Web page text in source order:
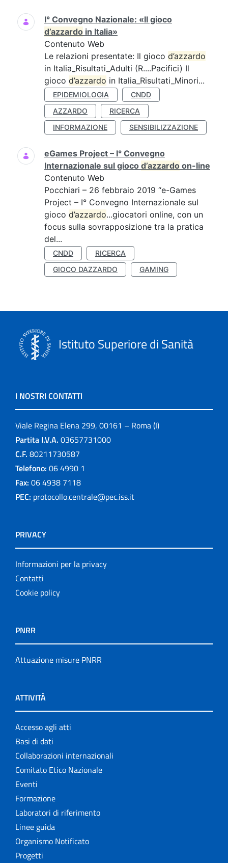
Ricerca
I° Convegno Nazionale: «Il gioco
d’azzardo in Italia»
Contenuto Web
Le relazioni presentate: Il gioco d’azzardo
in Italia_Risultati_Adulti (R....Pacifici) Il
gioco d’azzardo in Italia_Risultati_Minori...
EPIDEMIOLOGIA
CNDD
AZZARDO
RICERCA
INFORMAZIONE
SENSIBILIZZAZIONE
eGames Project – I° Convegno
Internazionale sul gioco d’azzardo on-line
Contenuto Web
Pocchiari – 26 febbraio 2019 “e-Games
Project – I° Convegno Internazionale sul
gioco d’azzardo...giocatori online, con un
focus sulla sovrapposizione tra la pratica
del...
CNDD
RICERCA
GIOCO DAZZARDO
GAMING
Istituto Superiore di Sanità
I NOSTRI CONTATTI
Viale Regina Elena 299, 00161 – Roma (I)
Partita I.V.A. 03657731000
C.F. 80211730587
Telefono: 06 4990 1
Fax: 06 4938 7118
PEC: protocollo.centrale@pec.iss.it
PRIVACY
Informazioni per la privacy
Contatti
Cookie policy
PNRR
Attuazione misure PNRR
ATTIVITÀ
Accesso agli atti
Basi di dati
Collaborazioni internazionali
Comitato Etico Nazionale
Eventi
Formazione
Laboratori di riferimento
Linee guida
Organismo Notificato
Progetti